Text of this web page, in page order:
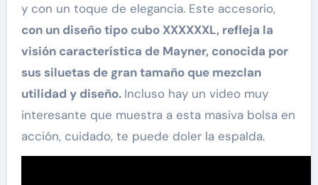
y con un toque de elegancia. Este accesorio,
con un diseño tipo cubo XXXXXXL, refleja la
visión característica de Mayner, conocida por
sus siluetas de gran tamaño que mezclan
utilidad y diseño. Incluso hay un video muy
interesante que muestra a esta masiva bolsa en
acción, cuidado, te puede doler la espalda.